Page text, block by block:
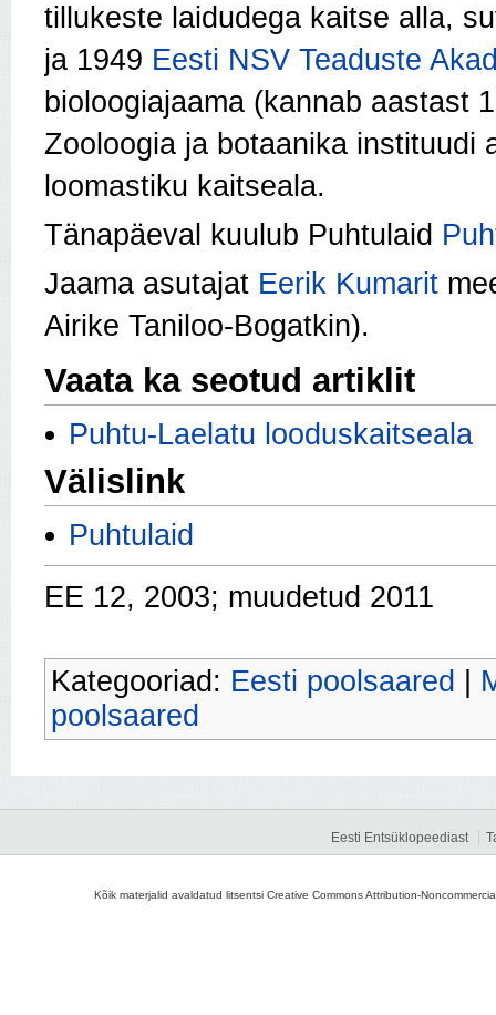
tillukeste laidudega kaitse alla,
ja 1949 Eesti NSV Teaduste
bioloogiajaama (kannab aastast
Zooloogia ja botaanika instituudi
loomastiku kaitseala.
Tänapäeval kuulub Puhtulaid
Jaama asutajat Eerik Kumarit
Airike Taniloo-Bogatkin).
Vaata ka seotud artiklit
Puhtu-Laelatu looduskaitseala
Välislink
Puhtulaid
EE 12, 2003; muudetud 2011
Kategooriad: Eesti poolsaared
poolsaared
Eesti Entsüklopeediast
Kõik materjalid avaldatud litsentsi Creative Commons Attribution-